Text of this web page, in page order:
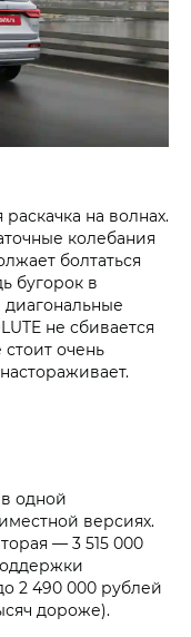
на волнах.
колебания
болтаться
бугорок в
не сбивается
очень
в одной
версиях.
— 3 515 000
2 490 000 рублей
дороже).